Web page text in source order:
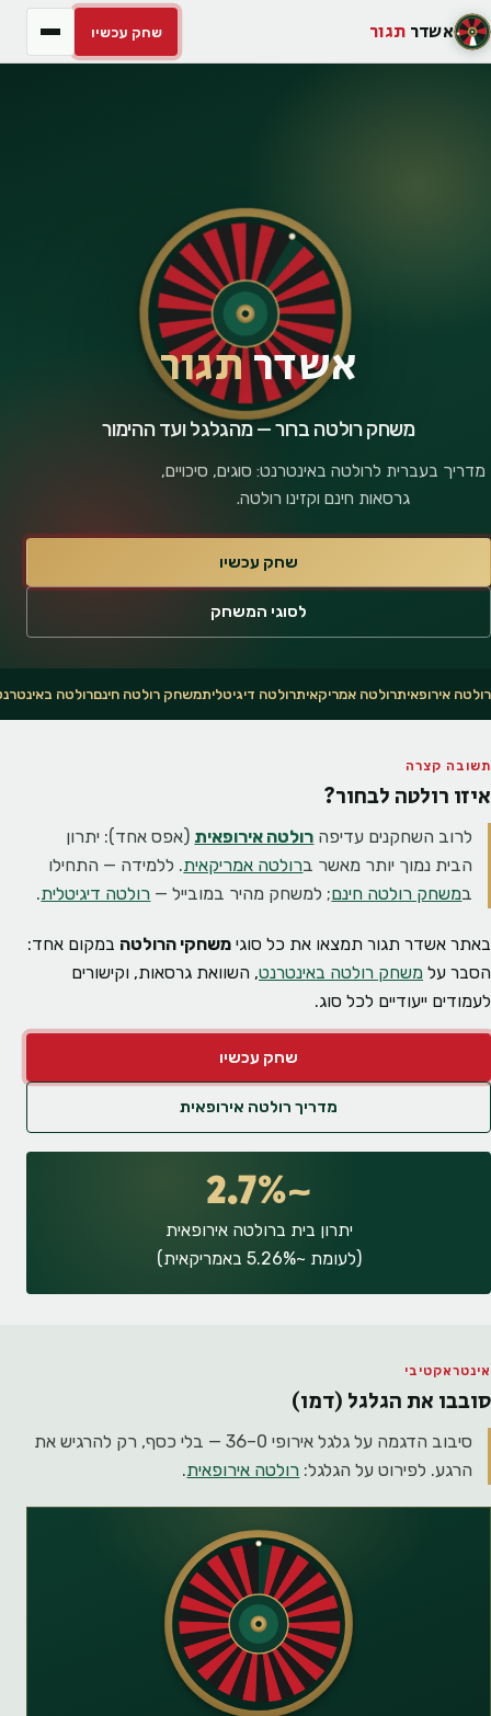
אשדר תגור שחק עכשיו
אשדרתגור
משחק רולטה ברור — מהגלגל ועד ההימור
מדריך בעברית לרולטה באינטרנט: סוגים, סיכויים,
גרסאות חינם וקזינו רולטה.
שחק עכשיו
לסוגי המשחק
רולטה אירופאיתרולטה אמריקאיתרולטה דיגיטליתמשחק רולטה חינםרולטה
תשובה קצרה
איזו רולטה לבחור?
לרוב השחקנים עדיפה רולטה אירופאית (אפס אחד): יתרון
הבית נמוך יותר מאשר ברולטה אמריקאית. ללמידה — התחילו
במשחק רולטה חינם; למשחק מהיר במובייל — רולטה דיגיטלית.
באתר אשדר תגור תמצאו את כל סוגי משחקי הרולטה במקום אחד:
הסבר על משחק רולטה באינטרנט, השוואת גרסאות, וקישורים
לעמודים ייעודיים לכל סוג.
שחק עכשיו
מדריך רולטה אירופאית
~2.7%
יתרון בית ברולטה אירופאית
(לעומת ~5.26% באמריקאית)
אינטראקטיבי
סובבו את הגלגל (דמו)
סיבוב הדגמה על גלגל אירופי 0–36 — בלי כסף, רק להרגיש את
הרגע. לפירוט על הגלגל: רולטה אירופאית.